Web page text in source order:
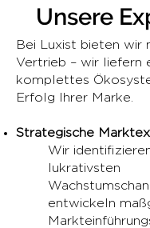
Unsere
Bei Luxist bieten wir
Vertrieb – wir liefern
komplettes
Erfolg Ihrer Marke.
Strategische
Wir
lukrativsten
entwickeln